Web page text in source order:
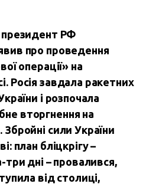
президент РФ
про проведення
операції» на
Росія завдала ракетних
і розпочала
вторгнення на
сили України
план бліцкрігу –
три дні – провалився,
від столиці,